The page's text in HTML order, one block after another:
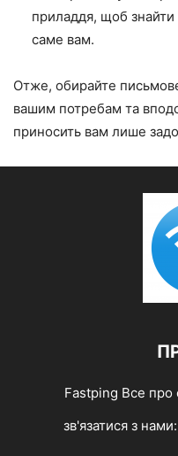
приладдя, щоб
саме вам.
Отже, обирайте
вашим потребам та
приносить вам лише
Fastping Все про
зв'язатися з нами: